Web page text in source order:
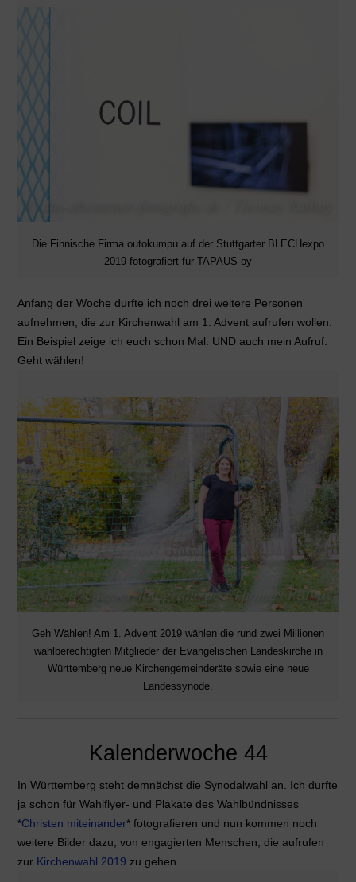
Die Finnische Firma outokumpu auf der Stuttgarter BLECHexpo
2019 fotografiert für TAPAUS oy
Anfang der Woche durfte ich noch drei weitere Personen
aufnehmen, die zur Kirchenwahl am 1. Advent aufrufen wollen.
Ein Beispiel zeige ich euch schon Mal. UND auch mein Aufruf:
Geht wählen!
Geh Wählen! Am 1. Advent 2019 wählen die rund zwei Millionen
wahlberechtigten Mitglieder der Evangelischen Landeskirche in
Württemberg neue Kirchengemeinderäte sowie eine neue
Landessynode.
Kalenderwoche 44
In Württemberg steht demnächst die Synodalwahl an. Ich durfte
ja schon für Wahlflyer- und Plakate des Wahlbündnisses
*Christen miteinander* fotografieren und nun kommen noch
weitere Bilder dazu, von engagierten Menschen, die aufrufen
zur Kirchenwahl 2019 zu gehen.